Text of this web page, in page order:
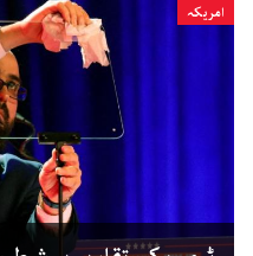
امریکہ